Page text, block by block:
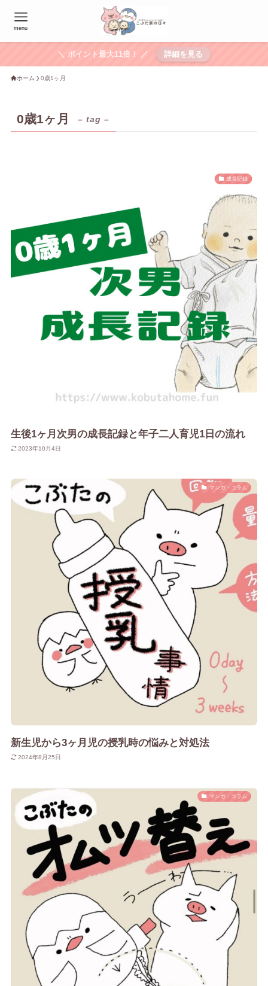
menu
＼ ポイント最大11倍！ ／ 詳細を見る
ホーム 0歳1ヶ月
0歳1ヶ月 – tag –
成長記録
生後1ヶ月次男の成長記録と年子二人育児1日の流れ
2023年10月4日
マンガ・コラム
新生児から3ヶ月児の授乳時の悩みと対処法
2024年8月25日
マンガ・コラム